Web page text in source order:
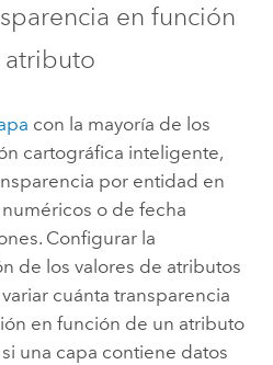
en función
atributo
con la mayoría de los
cartográfica inteligente,
por entidad en
o de fecha
Configurar la
de los valores de atributos
cuánta transparencia
en función de un atributo
una capa contiene datos